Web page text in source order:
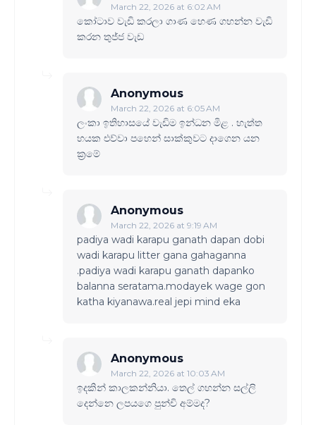
March 22, 2026 at 6:02 AM
කෝටාව වැඩි කරලා ගාණ හෙණ ගහන්න වැඩි
කරන තුජ්ජ වැඩ
Anonymous
March 22, 2026 at 6:05 AM
ලංකා ඉතිහාසයේ වැඩිම ඉන්ධන මිළ . හැත්ත
හයක එව්වා පහෙන් සාක්කුවට දාගෙන යන
ක්‍රමේ
Anonymous
March 22, 2026 at 9:19 AM
padiya wadi karapu ganath dapan dobi
wadi karapu litter gana gahaganna
.padiya wadi karapu ganath dapanko
balanna seratama.modayek wage gon
katha kiyanawa.real jepi mind eka
Anonymous
March 22, 2026 at 10:03 AM
ඉදකින් කාලකන්නියා. තෙල් ගහන්න සල්ලි
දෙන්නෙ ලපයගෙ පුන්චි අම්මද?